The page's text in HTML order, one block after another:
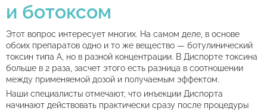
и ботоксом
Этот вопрос интересует многих. На самом деле, в основе
обоих препаратов одно и то же вещество — ботулинический
токсин типа А, но в разной концентрации. В Диспорте токсина
больше в 2 раза, засчет этого есть разница в соотношении
между применяемой дозой и получаемым эффектом.
Наши специалисты отмечают, что инъекции Диспорта
начинают действовать практически сразу после процедуры